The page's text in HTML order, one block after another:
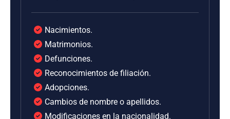
Nacimientos.
Matrimonios.
Defunciones.
Reconocimientos de filiación.
Adopciones.
Cambios de nombre o apellidos.
Modificaciones en la nacionalidad.